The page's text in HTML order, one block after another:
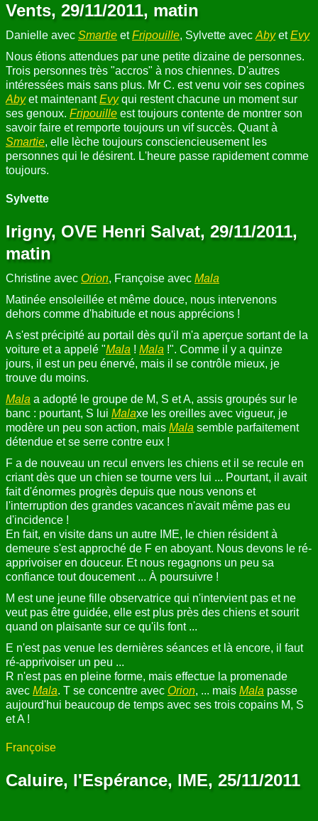
Vents, 29/11/2011, matin
Danielle avec Smartie etFripouille, Sylvette avec AbyetEvy
Nous étions attendues par une petite dizaine de personnes.
Trois personnes très "accros" à nos chiennes. D'autres
intéressées mais sans plus. Mr C. est venu voir ses copines
Abyet maintenantEvyqui restent chacune un moment sur
ses genoux. Fripouille est toujours contente de montrer son
savoir faire et remporte toujours un vif succès. Quant à
Smartie, elle lèche toujours consciencieusement les
personnes qui le désirent. L'heure passe rapidement comme
toujours.
Sylvette
Irigny, OVE Henri Salvat, 29/11/2011,
matin
Christine avec Orion, Françoise avec Mala
Matinée ensoleillée et même douce, nous intervenons
dehors comme d'habitude et nous apprécions !
A s'est précipité au portail dès qu'il m'a aperçue sortant de la
voiture et a appelé "Mala ! Mala !". Comme il y a quinze
jours, il est un peu énervé, mais il se contrôle mieux, je
trouve du moins.
Mala a adopté le groupe de M, S et A, assis groupés sur le
banc : pourtant, S lui Malaxe les oreilles avec vigueur, je
modère un peu son action, mais Mala semble parfaitement
détendue et se serre contre eux !
F a de nouveau un recul envers les chiens et il se recule en
criant dès que un chien se tourne vers lui ... Pourtant, il avait
fait d'énormes progrès depuis que nous venons et
l'interruption des grandes vacances n'avait même pas eu
d'incidence !
En fait, en visite dans un autre IME, le chien résident à
demeure s'est approché de F en aboyant. Nous devons le ré-
apprivoiser en douceur. Et nous regagnons un peu sa
confiance tout doucement ... À poursuivre !
M est une jeune fille observatrice qui n'intervient pas et ne
veut pas être guidée, elle est plus près des chiens et sourit
quand on plaisante sur ce qu'ils font ...
E n'est pas venue les dernières séances et là encore, il faut
ré-apprivoiser un peu ...
R n'est pas en pleine forme, mais effectue la promenade
avec Mala. T se concentre avec Orion, ... mais Mala passe
aujourd'hui beaucoup de temps avec ses trois copains M, S
et A !
Françoise
Caluire, l'Espérance, IME, 25/11/2011